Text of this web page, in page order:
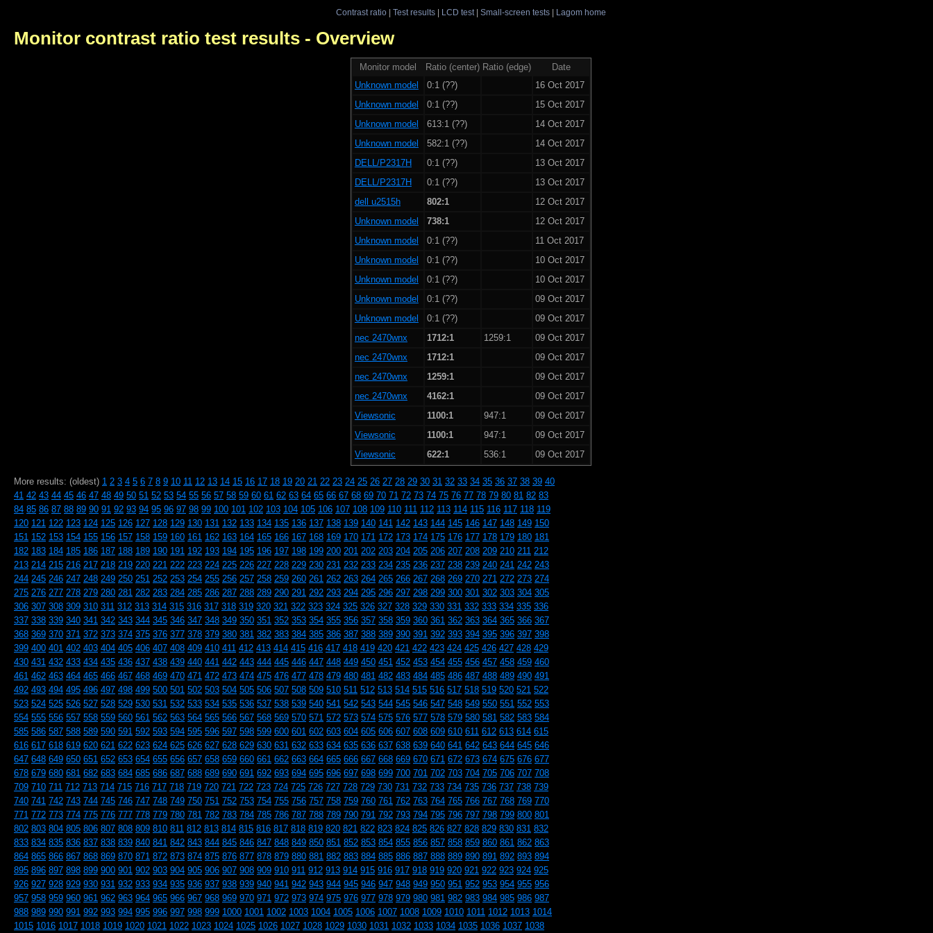
Contrast ratio| Test results| LCD test| Small-screen tests| Lagom home
Monitor contrast ratio test results - Overview
Monitor model Ratio (center) Ratio (edge)
Date
Unknown model
0:1 (??)
16 Oct 2017
Unknown model
0:1 (??)
15 Oct 2017
Unknown model
613:1 (??)
14 Oct 2017
Unknown model
582:1 (??)
14 Oct 2017
DELL/P2317H
0:1 (??)
13 Oct 2017
DELL/P2317H
0:1 (??)
13 Oct 2017
dell u2515h
802:1
12 Oct 2017
Unknown model
738:1
12 Oct 2017
Unknown model
0:1 (??)
11 Oct 2017
Unknown model
0:1 (??)
10 Oct 2017
Unknown model
0:1 (??)
10 Oct 2017
Unknown model
0:1 (??)
09 Oct 2017
Unknown model
0:1 (??)
09 Oct 2017
nec 2470wnx
1712:1 1259:1
09 Oct 2017
nec 2470wnx
1712:1
09 Oct 2017
nec 2470wnx
1259:1
09 Oct 2017
nec 2470wnx
4162:1
09 Oct 2017
Viewsonic
1100:1 947:1
09 Oct 2017
Viewsonic
1100:1 947:1
09 Oct 2017
Viewsonic
622:1 536:1 09 Oct 2017
More results: (oldest) 1 2 3 4 5 6 7 8 9 10 11 12 13 14 15 16 17 18 19 20 21 22 23 24 25 26 27 28 29 30 31 32 33 34 35 36 37 38 39 40
41 42 43 44 45 46 47 48 49 50 51 52 53 54 55 56 57 58 59 60 61 62 63 64 65 66 67 68 69 70 71 72 73 74 75 76 77 78 79 80 81 82 83
84 85 86 87 88 89 90 91 92 93 94 95 96 97 98 99 100 101 102 103 104 105 106 107 108 109 110 111 112 113 114 115 116 117 118 119
120 121 122 123 124 125 126 127 128 129 130 131 132 133 134 135 136 137 138 139 140 141 142 143 144 145 146 147 148 149 150
151 152 153 154 155 156 157 158 159 160 161 162 163 164 165 166 167 168 169 170 171 172 173 174 175 176 177 178 179 180 181
182 183 184 185 186 187 188 189 190 191 192 193 194 195 196 197 198 199 200 201 202 203 204 205 206 207 208 209 210 211 212
213 214 215 216 217 218 219 220 221 222 223 224 225 226 227 228 229 230 231 232 233 234 235 236 237 238 239 240 241 242 243
244 245 246 247 248 249 250 251 252 253 254 255 256 257 258 259 260 261 262 263 264 265 266 267 268 269 270 271 272 273 274
275 276 277 278 279 280 281 282 283 284 285 286 287 288 289 290 291 292 293 294 295 296 297 298 299 300 301 302 303 304 305
306 307 308 309 310 311 312 313 314 315 316 317 318 319 320 321 322 323 324 325 326 327 328 329 330 331 332 333 334 335 336
337 338 339 340 341 342 343 344 345 346 347 348 349 350 351 352 353 354 355 356 357 358 359 360 361 362 363 364 365 366 367
368 369 370 371 372 373 374 375 376 377 378 379 380 381 382 383 384 385 386 387 388 389 390 391 392 393 394 395 396 397 398
399 400 401 402 403 404 405 406 407 408 409 410 411 412 413 414 415 416 417 418 419 420 421 422 423 424 425 426 427 428 429
430 431 432 433 434 435 436 437 438 439 440 441 442 443 444 445 446 447 448 449 450 451 452 453 454 455 456 457 458 459 460
461 462 463 464 465 466 467 468 469 470 471 472 473 474 475 476 477 478 479 480 481 482 483 484 485 486 487 488 489 490 491
492 493 494 495 496 497 498 499 500 501 502 503 504 505 506 507 508 509 510 511 512 513 514 515 516 517 518 519 520 521 522
523 524 525 526 527 528 529 530 531 532 533 534 535 536 537 538 539 540 541 542 543 544 545 546 547 548 549 550 551 552 553
554 555 556 557 558 559 560 561 562 563 564 565 566 567 568 569 570 571 572 573 574 575 576 577 578 579 580 581 582 583 584
585 586 587 588 589 590 591 592 593 594 595 596 597 598 599 600 601 602 603 604 605 606 607 608 609 610 611 612 613 614 615
616 617 618 619 620 621 622 623 624 625 626 627 628 629 630 631 632 633 634 635 636 637 638 639 640 641 642 643 644 645 646
647 648 649 650 651 652 653 654 655 656 657 658 659 660 661 662 663 664 665 666 667 668 669 670 671 672 673 674 675 676 677
678 679 680 681 682 683 684 685 686 687 688 689 690 691 692 693 694 695 696 697 698 699 700 701 702 703 704 705 706 707 708
709 710 711 712 713 714 715 716 717 718 719 720 721 722 723 724 725 726 727 728 729 730 731 732 733 734 735 736 737 738 739
740 741 742 743 744 745 746 747 748 749 750 751 752 753 754 755 756 757 758 759 760 761 762 763 764 765 766 767 768 769 770
771 772 773 774 775 776 777 778 779 780 781 782 783 784 785 786 787 788 789 790 791 792 793 794 795 796 797 798 799 800 801
802 803 804 805 806 807 808 809 810 811 812 813 814 815 816 817 818 819 820 821 822 823 824 825 826 827 828 829 830 831 832
833 834 835 836 837 838 839 840 841 842 843 844 845 846 847 848 849 850 851 852 853 854 855 856 857 858 859 860 861 862 863
864 865 866 867 868 869 870 871 872 873 874 875 876 877 878 879 880 881 882 883 884 885 886 887 888 889 890 891 892 893 894
895 896 897 898 899 900 901 902 903 904 905 906 907 908 909 910 911 912 913 914 915 916 917 918 919 920 921 922 923 924 925
926 927 928 929 930 931 932 933 934 935 936 937 938 939 940 941 942 943 944 945 946 947 948 949 950 951 952 953 954 955 956
957 958 959 960 961 962 963 964 965 966 967 968 969 970 971 972 973 974 975 976 977 978 979 980 981 982 983 984 985 986 987
988 989 990 991 992 993 994 995 996 997 998 999 1000 1001 1002 1003 1004 1005 1006 1007 1008 1009 1010 1011 1012 1013 1014
1015 1016 1017 1018 1019 1020 1021 1022 1023 1024 1025 1026 1027 1028 1029 1030 1031 1032 1033 1034 1035 1036 1037 1038